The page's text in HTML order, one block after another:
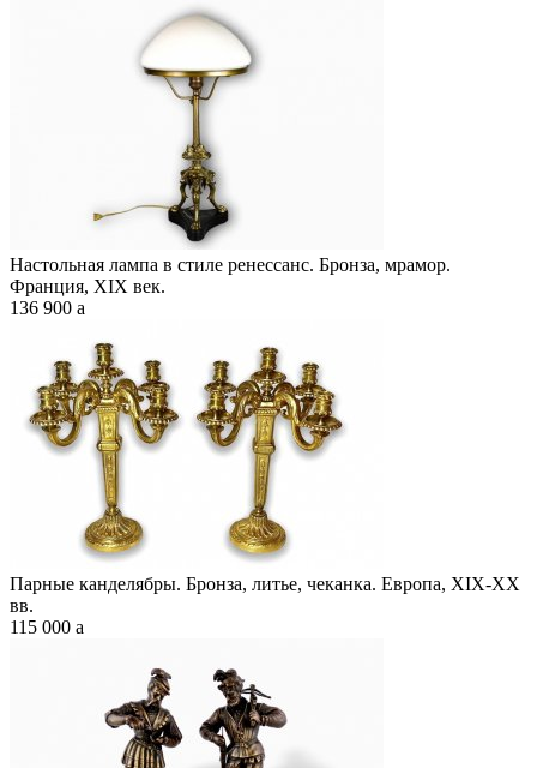
Настольная лампа в стиле ренессанс. Бронза, мрамор.
Франция, XIX век.
136 900 a
Парные канделябры. Бронза, литье, чеканка. Европа, XIX-XX
вв.
115 000 a